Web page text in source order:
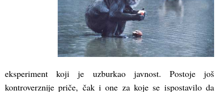
eksperiment koji je uzburkao javnost. Postoje još
kontroverznije priče, čak i one za koje se ispostavilo da